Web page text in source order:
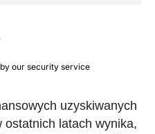
uzyskiwanych
latach wynika,